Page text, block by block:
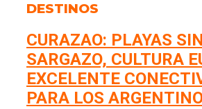
DESTINOS
CURAZAO: PLAYAS SIN
SARGAZO, CULTURA
EXCELENTE
PARA LOS